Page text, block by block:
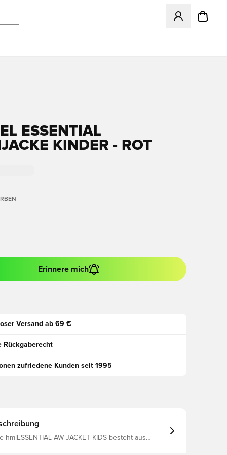
Öffnet ein
ESSENTIAL
KINDER - ROT
Erinnere mich
Versand ab 69 €
Rückgaberecht
zufriedene Kunden seit 1995
hmlESSENTIAL AW JACKET KIDS besteht aus